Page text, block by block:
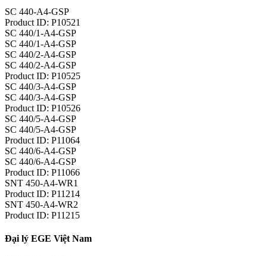
SC 440-A4-GSP
Product ID: P10521
SC 440/1-A4-GSP
SC 440/1-A4-GSP
SC 440/2-A4-GSP
SC 440/2-A4-GSP
Product ID: P10525
SC 440/3-A4-GSP
SC 440/3-A4-GSP
Product ID: P10526
SC 440/5-A4-GSP
SC 440/5-A4-GSP
Product ID: P11064
SC 440/6-A4-GSP
SC 440/6-A4-GSP
Product ID: P11066
SNT 450-A4-WR1
Product ID: P11214
SNT 450-A4-WR2
Product ID: P11215
Đại lý EGE Việt Nam